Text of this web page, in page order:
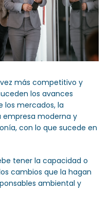
más competitivo y
los avances
los mercados, la
empresa moderna y
con lo que sucede en
tener la capacidad o
cambios que la hagan
ambiental y